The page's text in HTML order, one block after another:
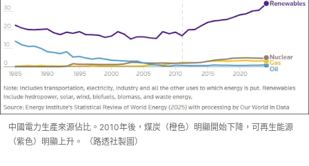
中國電力生產來源佔比。2010年後，煤炭（橙色）明顯開始下降，可再生能源
（紫色）明顯上升。 （路透社製圖）